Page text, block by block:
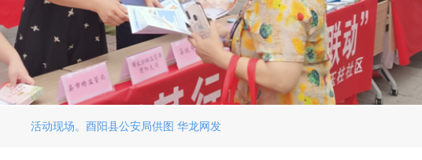
活动现场。酉阳县公安局供图 华龙网发